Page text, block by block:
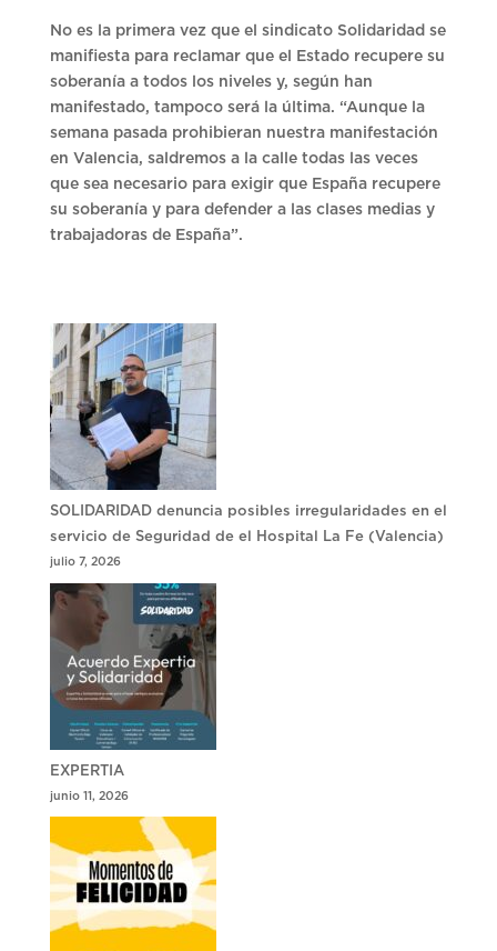
No es la primera vez que el sindicato Solidaridad se
manifiesta para reclamar que el Estado recupere su
soberanía a todos los niveles y, según han
manifestado, tampoco será la última. “Aunque la
semana pasada prohibieran nuestra manifestación
en Valencia, saldremos a la calle todas las veces
que sea necesario para exigir que España recupere
su soberanía y para defender a las clases medias y
trabajadoras de España”.
SOLIDARIDAD denuncia posibles irregularidades en el
servicio de Seguridad de el Hospital La Fe (Valencia)
julio 7, 2026
EXPERTIA
junio 11, 2026